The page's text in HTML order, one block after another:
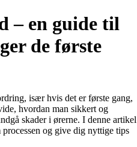
– en guide til
de første
især hvis det er første gang,
hvordan man sikkert og
skader i ørerne. I denne artikel
og give dig nyttige tips